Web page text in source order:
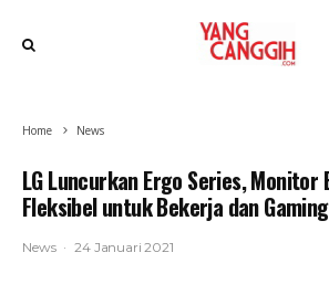
Home News
LG Luncurkan Ergo Series, Monitor
Fleksibel untuk Bekerja dan Gaming
News · 24 Januari 2021